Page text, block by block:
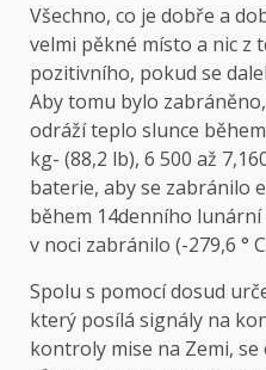
Všechno, co je dobře a
velmi pěkné místo a nic z
pozitivního, pokud se
Aby tomu bylo
odráží teplo slunce
kg- (88,2 lb), 6 500 až
baterie, aby se zabránilo
během 14denního
v noci zabránilo (-279,6 °
Spolu s pomocí dosud
který posílá signály na
kontroly mise na Zemi,